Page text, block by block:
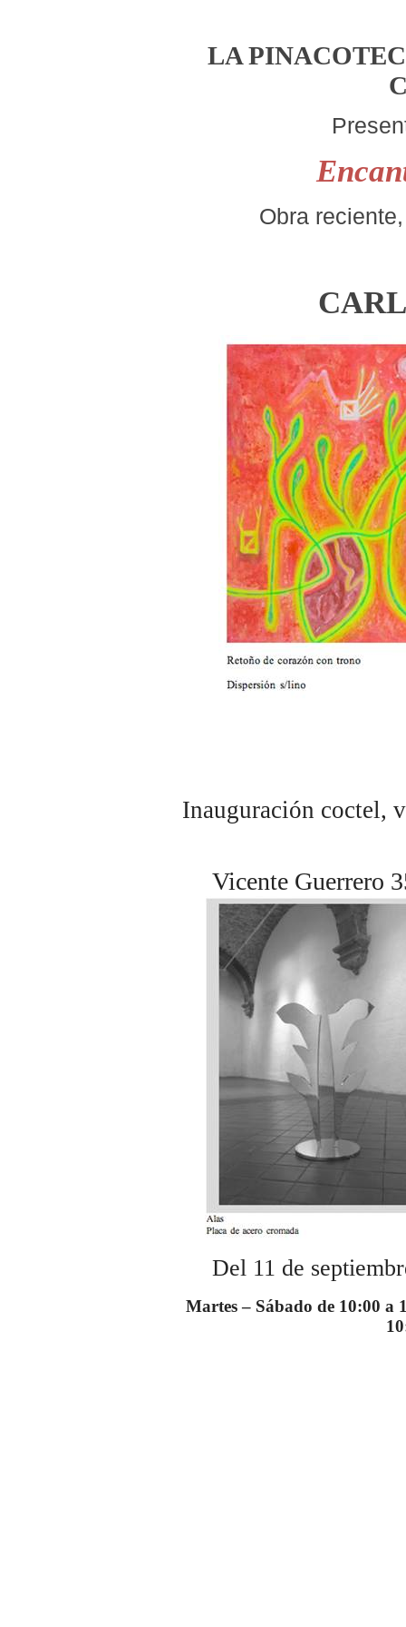
LA
Obra
Inauguración coctel,
Vicente Guerrero
Del 11 de
Martes – Sábado de 10:00 a